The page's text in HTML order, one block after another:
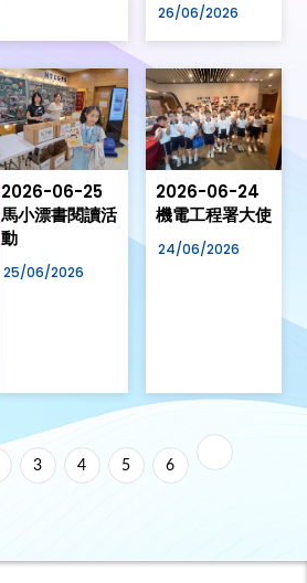
26/06/2026
2026-06-25
馬小漂書閱讀活
動
25/06/2026
2026-06-24
機電工程署大使
24/06/2026
3 4 5 6